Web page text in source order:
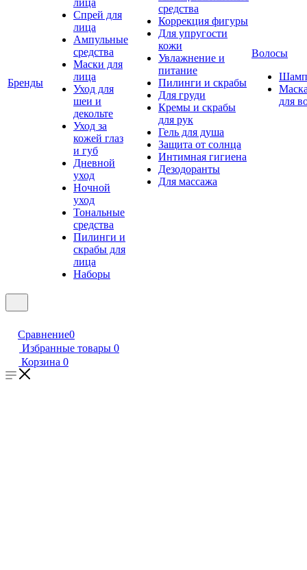
Бренды
лица
Спрей для
лица
Ампульные
средства
Маски для
лица
Уход для
шеи и
декольте
Уход за
кожей глаз
и губ
Дневной
уход
Ночной
уход
Тональные
средства
Пилинги и
скрабы для
лица
Наборы
средства
Коррекция фигуры
Для упругости
кожи
Увлажнение и
питание
Пилинги и скрабы
Для груди
Кремы и скрабы
для рук
Гель для душа
Защита от солнца
Интимная гигиена
Дезодоранты
Для массажа
Волосы
для
Сравнение0
Избранные товары 0
Корзина 0